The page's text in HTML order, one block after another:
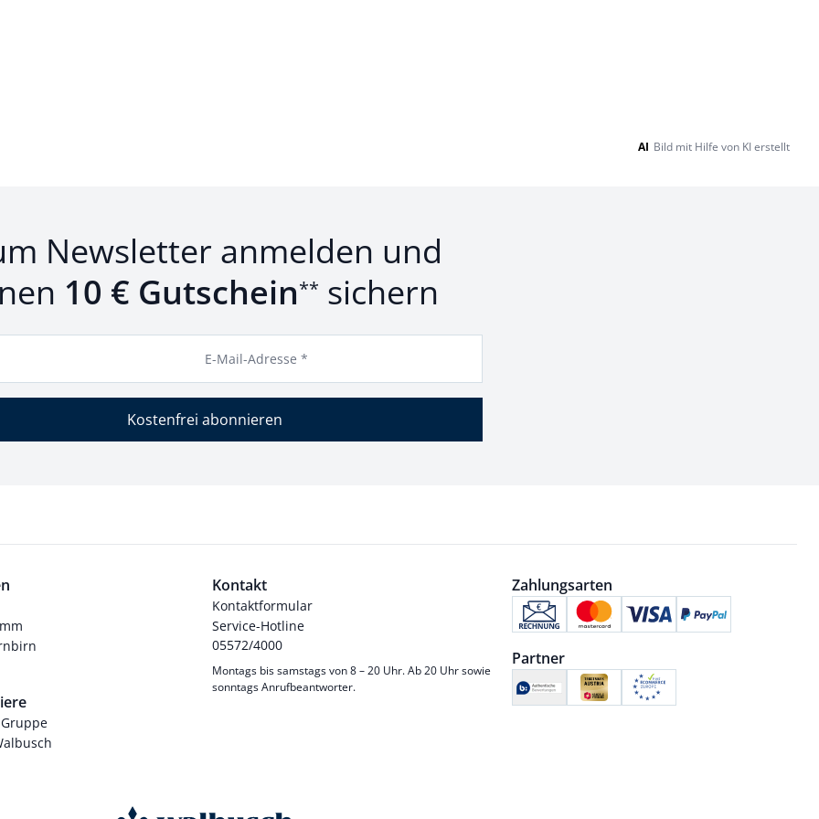
AI Bild mit Hilfe von KI erstellt
Newsletter anmelden und
10 € Gutschein** sichern
E-Mail-Adresse *
Kostenfrei abonnieren
Kontakt
Kontaktformular
Service-Hotline
05572/4000
Montags bis samstags von 8 – 20 Uhr. Ab 20 Uhr sowie
sonntags Anrufbeantworter.
Zahlungsarten
Partner